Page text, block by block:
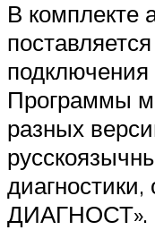
В комплекте
подключения
Программы
разных
ДИАГНОСТ».